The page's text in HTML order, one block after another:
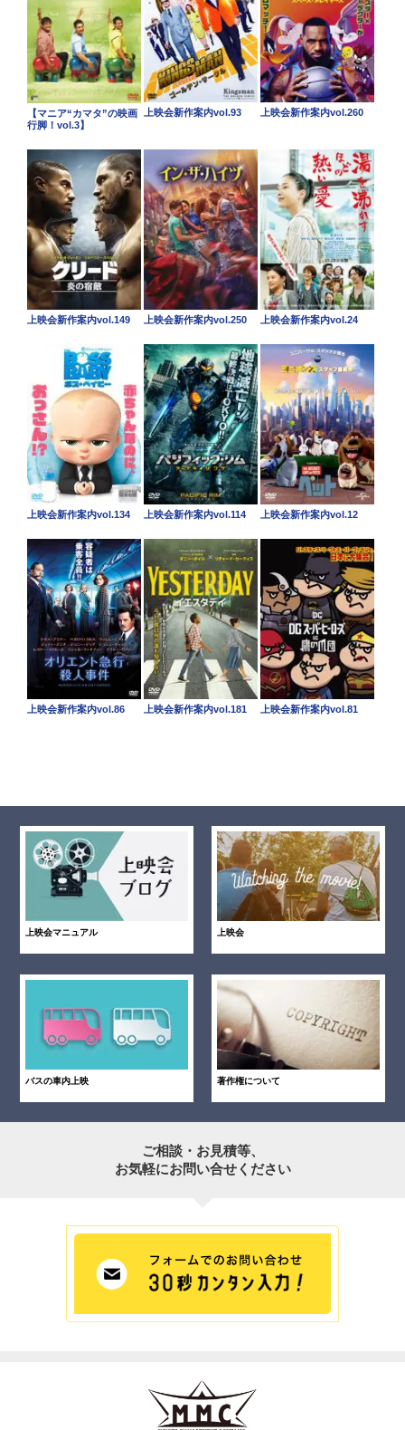
【マニア“カマタ”の映画
行脚！vol.3】
上映会新作案内vol.93 上映会新作案内vol.260
上映会新作案内vol.149 上映会新作案内vol.250 上映会新作案内vol.24
上映会新作案内vol.134 上映会新作案内vol.114 上映会新作案内vol.12
上映会新作案内vol.86 上映会新作案内vol.181 上映会新作案内vol.81
上映会マニュアル 上映会
バスの車内上映 著作権について
ご相談・お見積等、
お気軽にお問い合せください